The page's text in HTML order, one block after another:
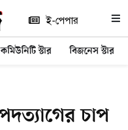
ই-পেপার
কমিউনিটি স্টার বিজনেস স্টার
চাপ